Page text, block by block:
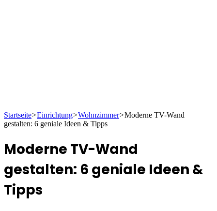
Startseite>Einrichtung>Wohnzimmer>Moderne TV-Wand
gestalten: 6 geniale Ideen & Tipps
Moderne TV-Wand
gestalten: 6 geniale Ideen &
Tipps